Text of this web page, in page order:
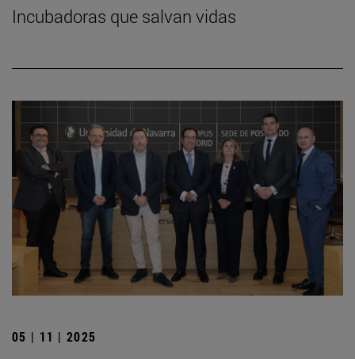
Incubadoras que salvan vidas
05 | 11 | 2025